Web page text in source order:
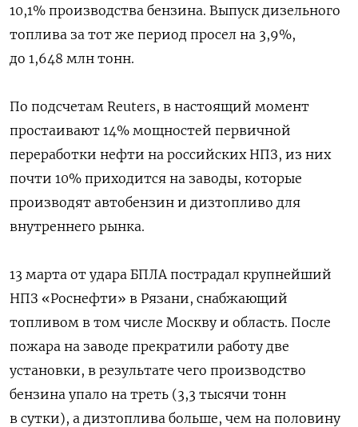
10,1% производства бензина. Выпуск дизельного
топлива за тот же период просел на 3,9%,
до 1,648 млн тонн.
По подсчетам Reuters, в настоящий момент
простаивают 14% мощностей первичной
переработки нефти на российских НПЗ, из них
почти 10% приходится на заводы, которые
производят автобензин и дизтопливо для
внутреннего рынка.
13 марта от удара БПЛА пострадал крупнейший
НПЗ «Роснефти» в Рязани, снабжающий
топливом в том числе Москву и область. После
пожара на заводе прекратили работу две
установки, в результате чего производство
бензина упало на треть (3,3 тысячи тонн
в сутки), а дизтоплива больше, чем на половину